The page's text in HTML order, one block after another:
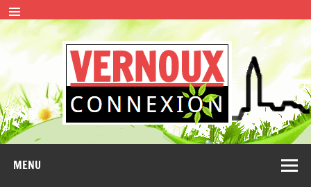
Skip
to
content
CONNEXION
MENU